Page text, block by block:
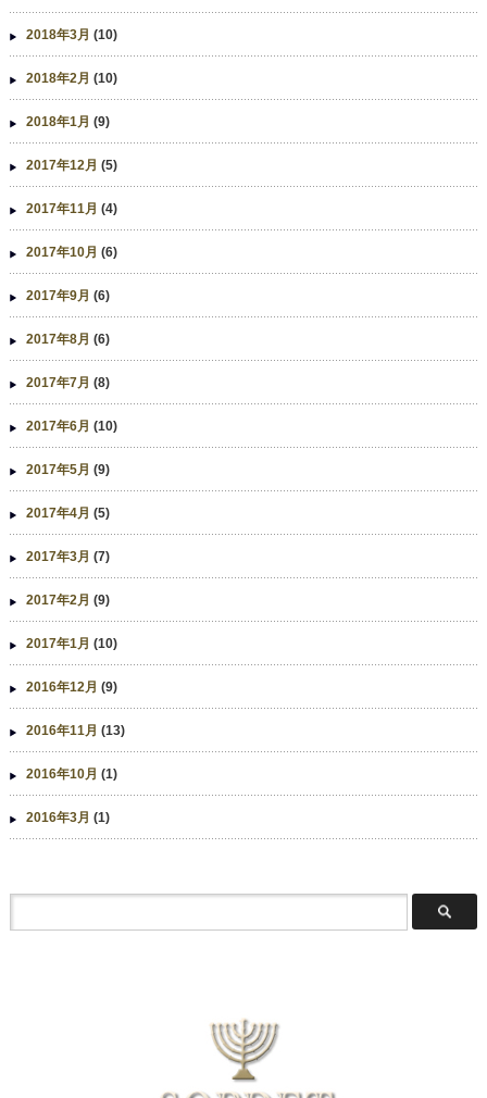
2018年3月 (10)
2018年2月 (10)
2018年1月 (9)
2017年12月 (5)
2017年11月 (4)
2017年10月 (6)
2017年9月 (6)
2017年8月 (6)
2017年7月 (8)
2017年6月 (10)
2017年5月 (9)
2017年4月 (5)
2017年3月 (7)
2017年2月 (9)
2017年1月 (10)
2016年12月 (9)
2016年11月 (13)
2016年10月 (1)
2016年3月 (1)